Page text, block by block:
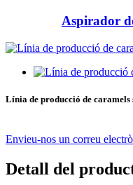
Aspirador
Línia de producció de caramels
Envieu-nos un correu
Detall del